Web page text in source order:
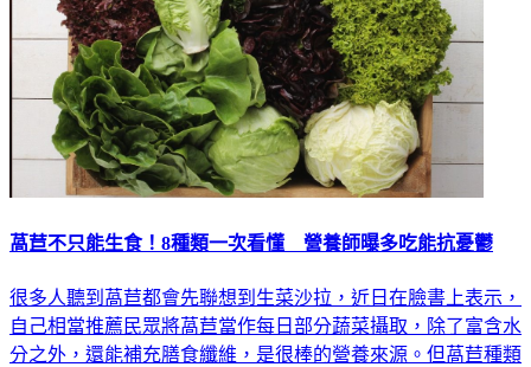
萵苣不只能生食！8種類一次看懂 營養師曝多吃能抗憂鬱
很多人聽到萵苣都會先聯想到生菜沙拉，近日在臉書上表示，
自己相當推薦民眾將萵苣當作每日部分蔬菜攝取，除了富含水
分之外，還能補充膳食纖維，是很棒的營養來源。但萵苣種類